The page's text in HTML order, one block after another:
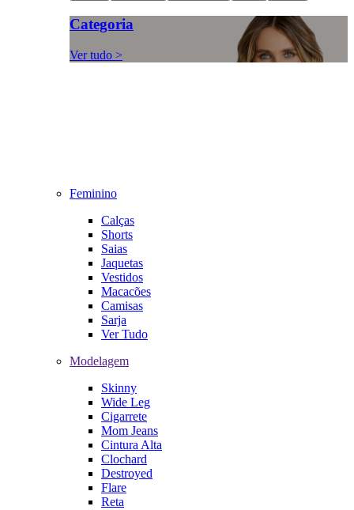
Categoria
Ver tudo >
Feminino
Calças
Shorts
Saias
Jaquetas
Vestidos
Macacões
Camisas
Sarja
Ver Tudo
Modelagem
Skinny
Wide Leg
Cigarrete
Mom Jeans
Cintura Alta
Clochard
Destroyed
Flare
Reta